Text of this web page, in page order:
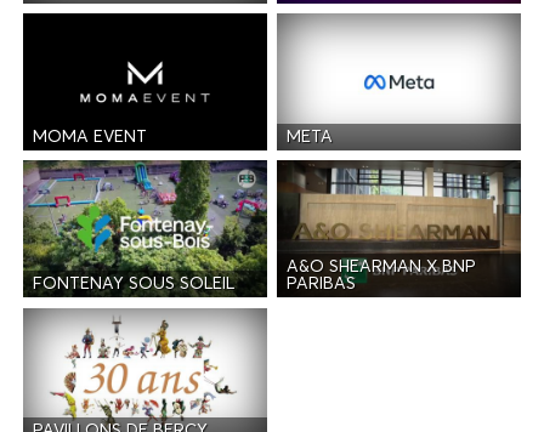
MOMA EVENT META
FONTENAY SOUS SOLEIL
A&O SHEARMAN X BNP
PARIBAS